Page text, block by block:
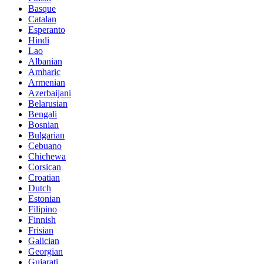
Basque
Catalan
Esperanto
Hindi
Lao
Albanian
Amharic
Armenian
Azerbaijani
Belarusian
Bengali
Bosnian
Bulgarian
Cebuano
Chichewa
Corsican
Croatian
Dutch
Estonian
Filipino
Finnish
Frisian
Galician
Georgian
Gujarati